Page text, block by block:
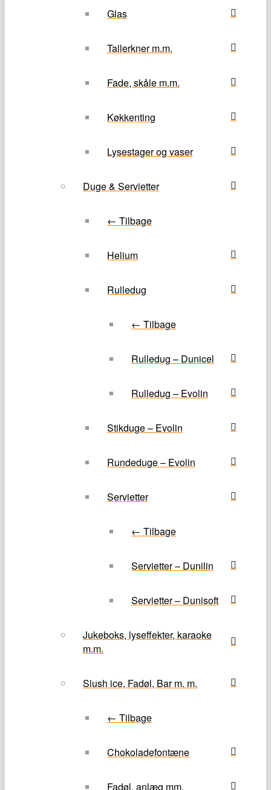
Glas
Tallerkner m.m.
Fade, skåle m.m.
Køkkenting
Lysestager og vaser
Duge & Servietter
← Tilbage
Helium
Rulledug
← Tilbage
Rulledug – Dunicel
Rulledug – Evolin
Stikduge – Evolin
Rundeduge – Evolin
Servietter
← Tilbage
Servietter – Dunilin
Servietter – Dunisoft
Jukeboks, lyseffekter, karaoke
m.m.
Slush ice, Fadøl, Bar m. m.
← Tilbage
Chokoladefontæne
Fadøl, anlæg mm.